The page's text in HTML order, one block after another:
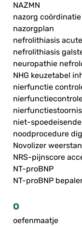
NAZMN
nazorg
nazorgplan
nefrolithiasis
nefrolithiasis
neuropathie
NHG keuzetabel
nierfunctie
niet-
noodprocedure
Novolizer
NRS-pijnscore
NT-proBNP
NT-proBNP
O
oefenmaatje